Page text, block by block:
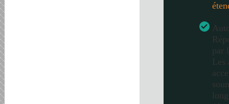
par
Les